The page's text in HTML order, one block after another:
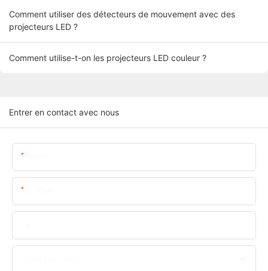
Comment utiliser des détecteurs de mouvement avec des
projecteurs LED ?
Comment utilise-t-on les projecteurs LED couleur ?
Entrer en contact avec nous